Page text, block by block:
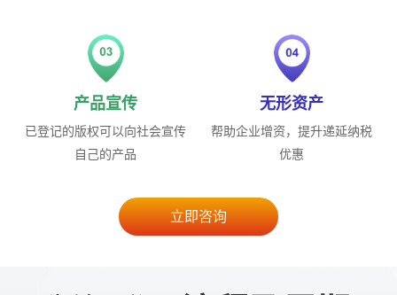
产品宣传
已登记的版权可以向社会宣传
自己的产品
无形资产
帮助企业增资，提升递延纳税
优惠
立即咨询